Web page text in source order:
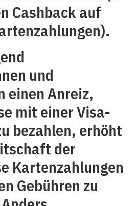
Cashback auf
und
einen Anreiz,
mit einer Visa-
bezahlen, erhöht
der
Kartenzahlungen
Gebühren zu